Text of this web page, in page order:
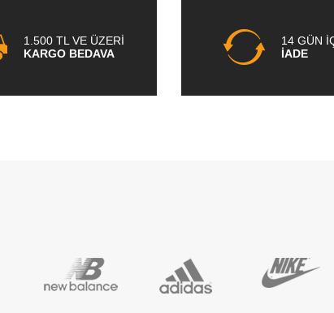
1.500 TL VE ÜZERİ
KARGO BEDAVA
14 GÜN
İADE